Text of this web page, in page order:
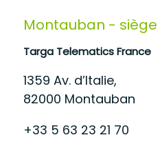
Montauban - siège
Targa Telematics France
1359 Av. d’Italie,
82000 Montauban
+33 5 63 23 21 70